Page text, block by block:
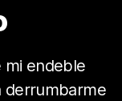
mi endeble
derrumbarme